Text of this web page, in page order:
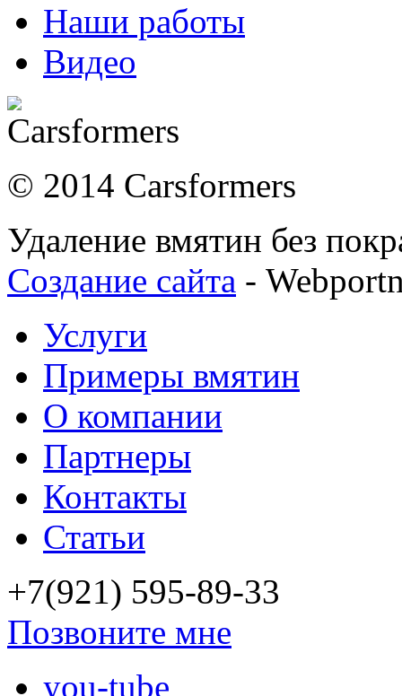
Наши работы
Видео
© 2014 Carsformers
Удаление вмятин без
Создание сайта -
Услуги
Примеры вмятин
О компании
Партнеры
Контакты
Статьи
+7(921) 595-89-33
Позвоните мне
you-tube